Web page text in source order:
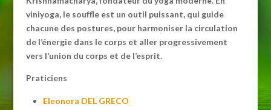
viniyoga, le souffle est un outil puissant, qui guide
chacune des postures, pour harmoniser la circulation
de l’énergie dans le corps et aller progressivement
vers l’union du corps et de l’esprit.
Praticiens
Eleonora DEL GRECO